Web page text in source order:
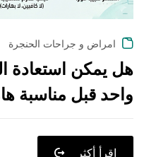
امراض و جراحات الحنجرة
هل يمكن استعادة
واحد قبل مناسبة
اقرأ أكثر